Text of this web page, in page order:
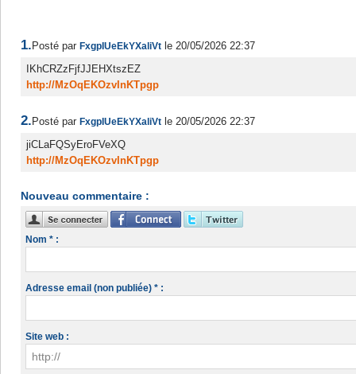
1. Posté parFxgpIUeEkYXaliVt le 20/05/2026 22:37
IKhCRZzFjfJJEHXtszEZ
http://MzOqEKOzvInKTpgp
2. Posté parFxgpIUeEkYXaliVt le 20/05/2026 22:37
jiCLaFQSyEroFVeXQ
http://MzOqEKOzvInKTpgp
Nouveau commentaire :
Nom * :
Adresse email (non publiée) * :
Site web :